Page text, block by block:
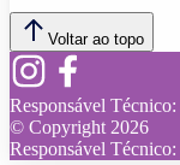
Voltar ao topo
Responsável Técnico:
© Copyright 2026
Responsável Técnico: